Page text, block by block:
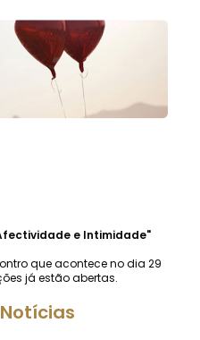
e Intimidade"
que acontece no dia 29
já estão abertas.